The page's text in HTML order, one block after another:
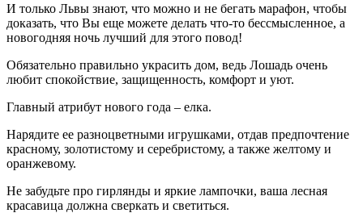
И только Львы знают, что можно и не бегать марафон, чтобы
доказать, что Вы еще можете делать что-то бессмысленное, а
новогодняя ночь лучший для этого повод!
Обязательно правильно украсить дом, ведь Лошадь очень
любит спокойствие, защищенность, комфорт и уют.
Главный атрибут нового года – елка.
Нарядите ее разноцветными игрушками, отдав предпочтение
красному, золотистому и серебристому, а также желтому и
оранжевому.
Не забудьте про гирлянды и яркие лампочки, ваша лесная
красавица должна сверкать и светиться.